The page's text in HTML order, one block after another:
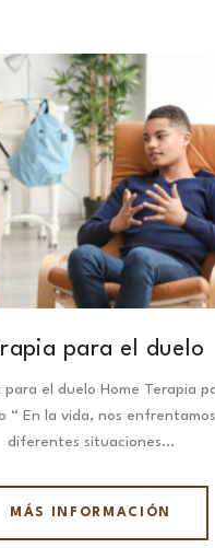
para el duelo
para el duelo Home Terapia
“ En la vida, nos
diferentes situaciones…
MÁS INFORMACIÓN